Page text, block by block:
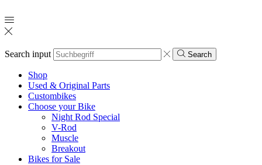
Search input Search
Shop
Used & Original Parts
Custombikes
Choose your Bike
Night Rod Special
V-Rod
Muscle
Breakout
Bikes for Sale